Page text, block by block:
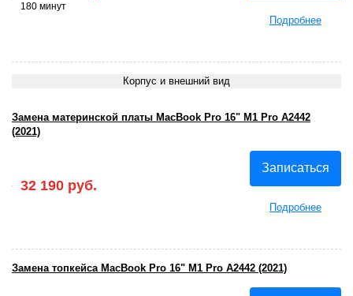
180 минут
Подробнее
Корпус и внешний вид
32 190 руб.
Записаться
Подробнее
Замена материнской платы MacBook Pro 16" M1 Pro А2442
(2021)
Замена топкейса MacBook Pro 16" M1 Pro А2442 (2021)